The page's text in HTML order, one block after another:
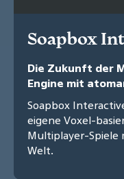
Soapbox
Die Zukunft der
Engine mit
Soapbox
eigene Voxel-
Multiplayer-Spiele
Welt.